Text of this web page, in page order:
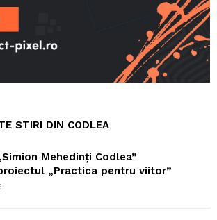
STIRI DIN CODLEA
Mehedinți Codlea”
„Practica pentru viitor”